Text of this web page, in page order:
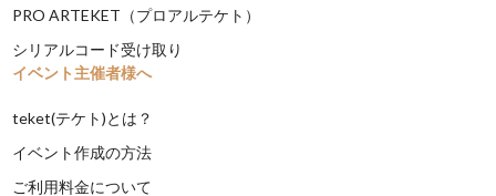
PRO ARTEKET（プロアルテケト）
シリアルコード受け取り
イベント主催者様へ
teket(テケト)とは？
イベント作成の方法
ご利用料金について